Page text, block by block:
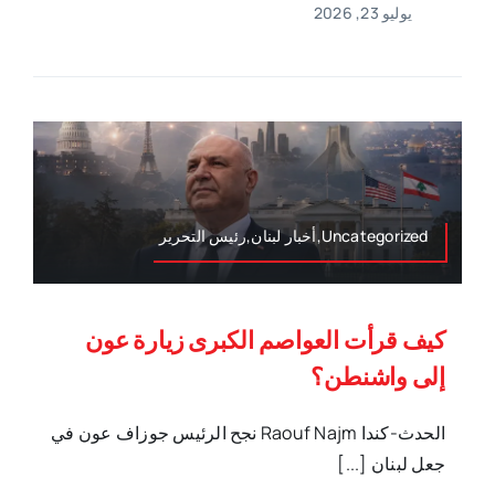
يوليو 23, 2026
Uncategorized,أخبار لبنان,رئيس التحرير
كيف قرأت العواصم الكبرى زيارة عون
إلى واشنطن؟
الحدث-كندا Raouf Najm نجح الرئيس جوزاف عون في
جعل لبنان [...]